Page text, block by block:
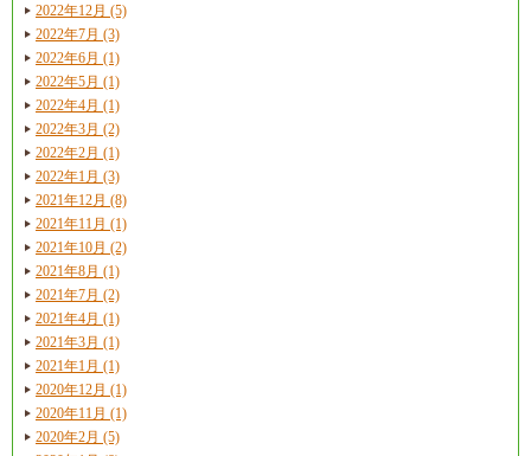
2022年12月 (5)
2022年7月 (3)
2022年6月 (1)
2022年5月 (1)
2022年4月 (1)
2022年3月 (2)
2022年2月 (1)
2022年1月 (3)
2021年12月 (8)
2021年11月 (1)
2021年10月 (2)
2021年8月 (1)
2021年7月 (2)
2021年4月 (1)
2021年3月 (1)
2021年1月 (1)
2020年12月 (1)
2020年11月 (1)
2020年2月 (5)